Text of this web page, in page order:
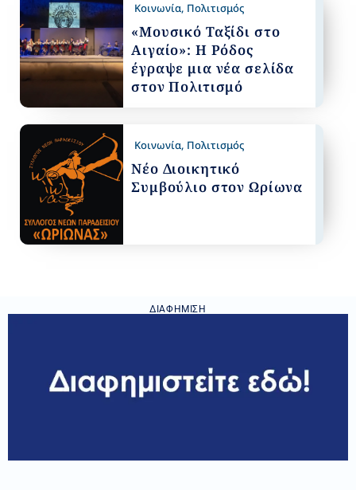
Κοινωνία, Πολιτισμός
«Μουσικό Ταξίδι στο
Αιγαίο»: Η Ρόδος
έγραψε μια νέα σελίδα
στον Πολιτισμό
Κοινωνία, Πολιτισμός
Νέο Διοικητικό
Συμβούλιο στον Ωρίωνα
ΔΙΑΦΉΜΙΣΗ